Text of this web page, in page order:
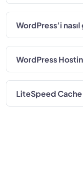
WordPress’i
WordPress
LiteSpeed